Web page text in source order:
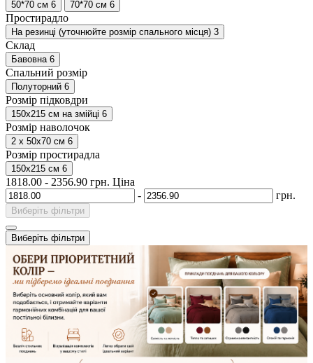
50*70 см 6 70*70 см 6
Простирадло
На резинці (уточнюйте розмір спального місця) 3
Склад
Бавовна 6
Спальний розмір
Полуторний 6
Розмір підковдри
150х215 см на змійці 6
Розмір наволочок
2 х 50х70 см 6
Розмір простирадла
150х215 см 6
1818.00 - 2356.90 грн. Ціна
-
грн.
Виберіть фільтри
Виберіть фільтри